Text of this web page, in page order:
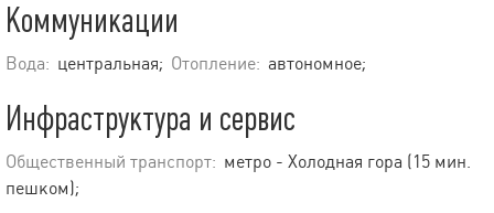
Коммуникации
Вода: центральная; Отопление: автономное;
Инфраструктура и сервис
Общественный транспорт: метро - Холодная гора (15 мин.
пешком);